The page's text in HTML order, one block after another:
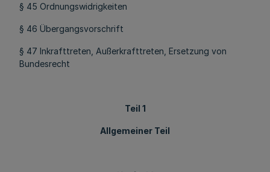
§ 45 Ordnungswidrigkeiten
§ 46 Übergangsvorschrift
§ 47 Inkrafttreten, Außerkrafttreten, Ersetzung von
Bundesrecht
Teil 1
Allgemeiner Teil